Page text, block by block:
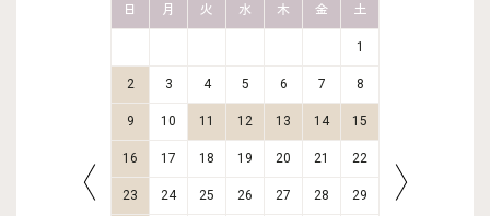
日 月 火 水 木 金 土
1
2 3 4 5 6 7 8
9 10 11 12 13 14 15
16 17 18 19 20 21 22
23 24 25 26 27 28 29